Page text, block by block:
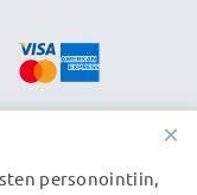
×
personointiin,